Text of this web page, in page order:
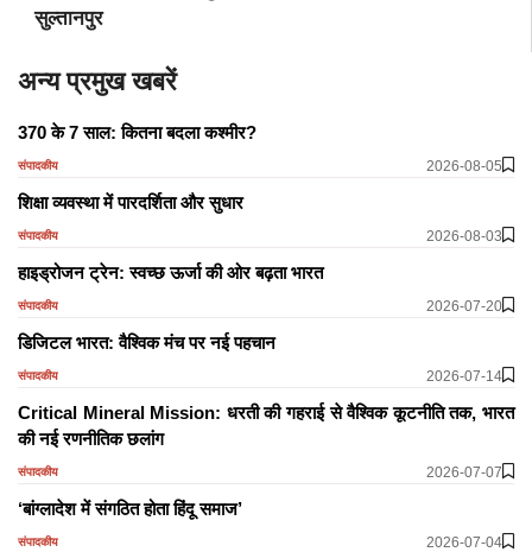
सुल्तानपुर
अन्य प्रमुख खबरें
370 के 7 साल: कितना बदला कश्मीर?
संपादकीय 2026-08-05
शिक्षा व्यवस्था में पारदर्शिता और सुधार
संपादकीय 2026-08-03
हाइड्रोजन ट्रेन: स्वच्छ ऊर्जा की ओर बढ़ता भारत
संपादकीय 2026-07-20
डिजिटल भारत: वैश्विक मंच पर नई पहचान
संपादकीय 2026-07-14
Critical Mineral Mission: धरती की गहराई से वैश्विक कूटनीति तक, भारत
की नई रणनीतिक छलांग
संपादकीय 2026-07-07
‘बांग्लादेश में संगठित होता हिंदू समाज’
संपादकीय 2026-07-04